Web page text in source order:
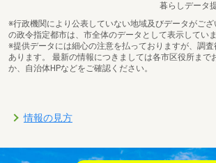
暮らしデータ
※行政機関により公表していない地域及びデータがご
の政令指定都市は、市全体のデータとして表示していま
※提供データには細心の注意を払っておりますが、調
あります。 最新の情報につきましては各市区役所まで
か、自治体HPなどをご確認ください。
情報の見方